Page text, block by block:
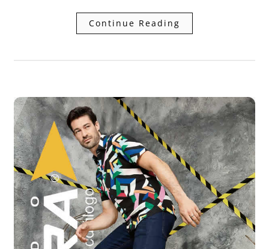
Continue Reading